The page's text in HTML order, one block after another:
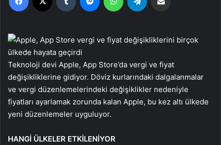
Teknoloji devi Apple, App Store’da vergi ve fiyat
değişikliklerine gidiyor. Döviz kurlarındaki dalgalanmalar
ve vergi düzenlemelerindeki değişiklikler nedeniyle
fiyatları ayarlamak zorunda kalan Apple, bu kez altı ülkede
yeni düzenlemeler uyguluyor.
HANGİ ÜLKELER ETKİLENİYOR